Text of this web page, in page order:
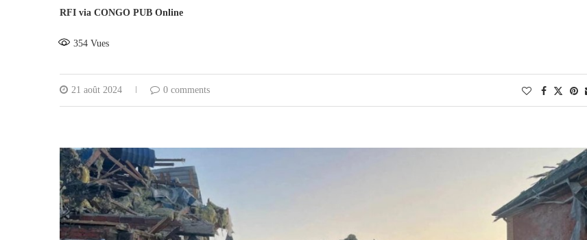
RFI via CONGO PUB Online
354 Vues
21 août 2024 0 comments